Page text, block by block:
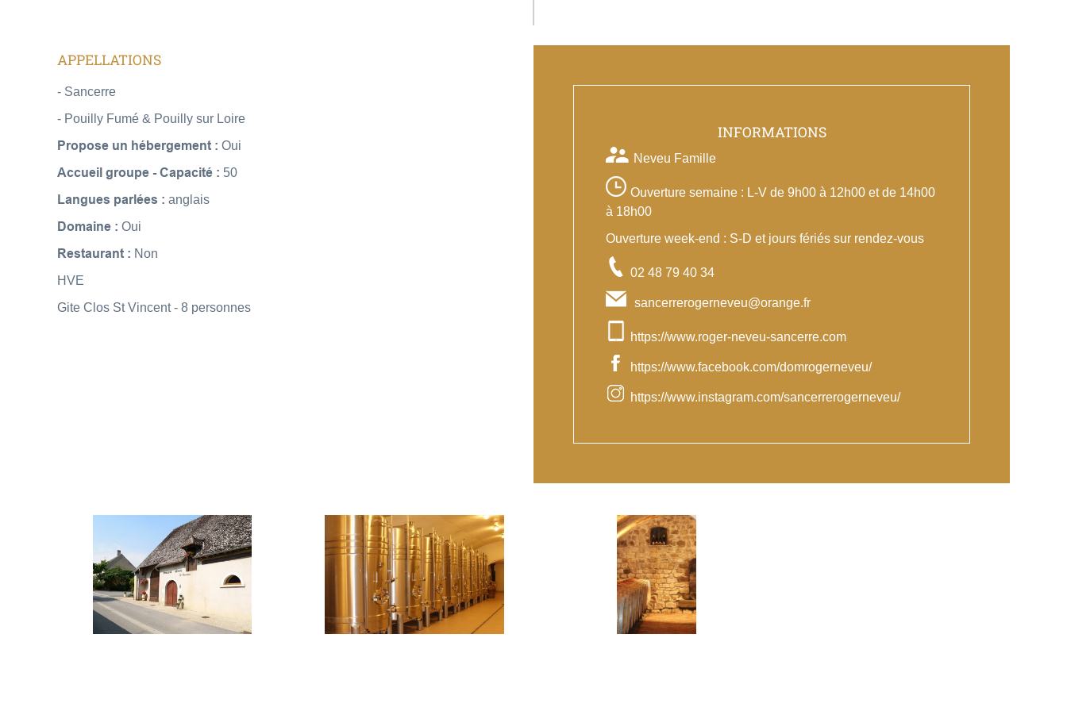
APPELLATIONS
- Sancerre
- Pouilly Fumé & Pouilly sur Loire
Propose un hébergement : Oui
Accueil groupe - Capacité : 50
Langues parlées : anglais
Domaine : Oui
Restaurant : Non
HVE
Gite Clos St Vincent - 8 personnes
INFORMATIONS
Neveu Famille
Ouverture semaine : L-V de 9h00 à 12h00 et de 14h00
à 18h00
Ouverture week-end : S-D et jours fériés sur rendez-vous
02 48 79 40 34
sancerrerogerneveu@orange.fr
https://www.roger-neveu-sancerre.com
https://www.facebook.com/domrogerneveu/
https://www.instagram.com/sancerrerogerneveu/